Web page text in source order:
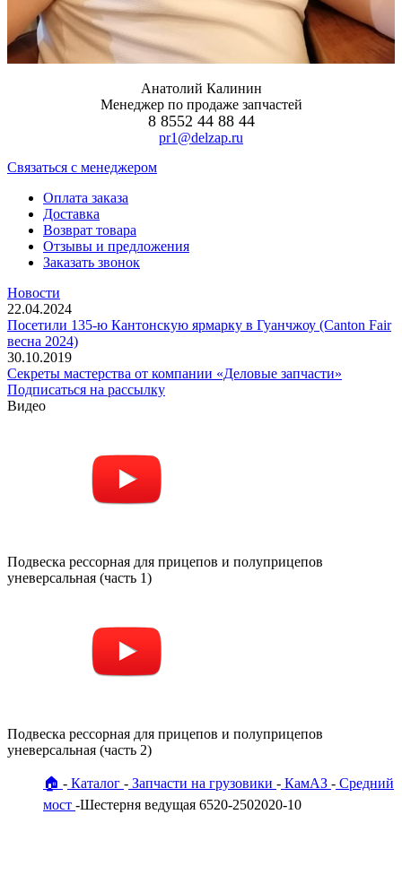
Анатолий Калинин
Менеджер по продаже запчастей
8 8552 44 88 44
pr1@delzap.ru
Cвязаться с менеджером
Оплата заказа
Доставка
Возврат товара
Отзывы и предложения
Заказать звонок
Новости
22.04.2024
Посетили 135-ю Кантонскую ярмарку в Гуанчжоу (Canton Fair
весна 2024)
30.10.2019
Секреты мастерства от компании «Деловые запчасти»
Подписаться на рассылку
Видео
Подвеска рессорная для прицепов и полуприцепов
уневерсальная (часть 1)
Подвеска рессорная для прицепов и полуприцепов
уневерсальная (часть 2)
🏠 Каталог Запчасти на грузовики КамАЗ
Средний
мост Шестерня ведущая 6520-2502020-10